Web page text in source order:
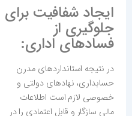
ایجاد شفافیت برای
جلوگیری از
فسادهای اداری:
در نتیجه استانداردهای مدرن
حسابداری، نهادهای دولتی و
خصوصی لازم است اطلاعات
مالی سازگار و قابل اعتمادی را در